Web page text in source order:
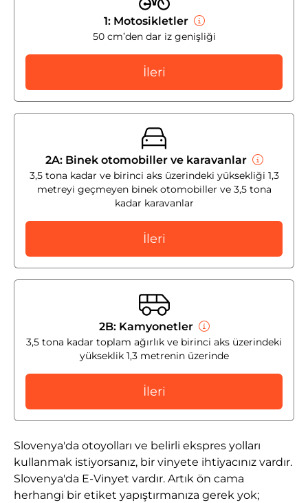
Slovenya'da otoyolları ve belirli ekspres yolları
kullanmak istiyorsanız, bir vinyete ihtiyacınız vardır.
Slovenya'da E-Vinyet vardır. Artık ön cama
herhangi bir etiket yapıştırmanıza gerek yok;
1: Motosikletler
50 cm’den dar iz genişliği
İleri
2A: Binek otomobiller ve karavanlar
3,5 tona kadar ve birinci aks üzerindeki yüksekliği 1,3
metreyi geçmeyen binek otomobiller ve 3,5 tona
kadar karavanlar
İleri
2B: Kamyonetler
3,5 tona kadar toplam ağırlık ve birinci aks üzerindeki
yükseklik 1,3 metrenin üzerinde
İleri